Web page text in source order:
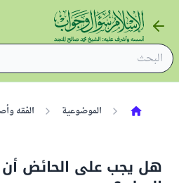
الموضوعية الفقه
هل يجب على الحائض